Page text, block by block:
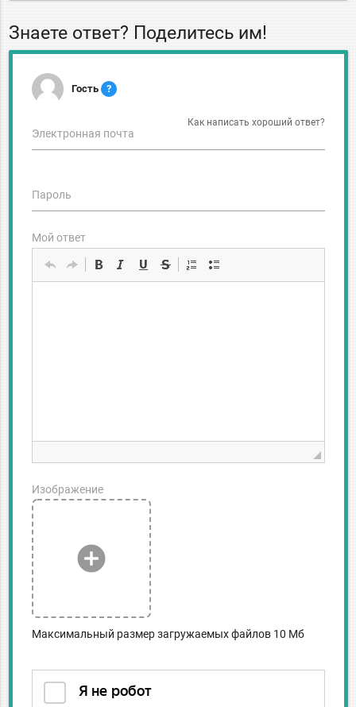
Знаете ответ? Поделитесь им!
Гость ?
Как написать хороший ответ?
Электронная почта
Пароль
Мой ответ
add_circle
Изображение
Максимальный размер загружаемых файлов 10 Мб